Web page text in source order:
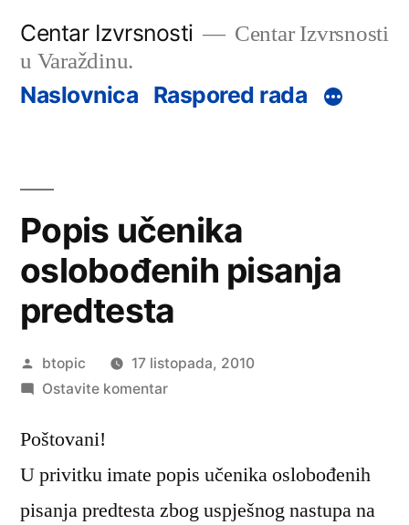
sadržaj
Centar Izvrsnosti
Centar Izvrsnosti
u Varaždinu.
Naslovnica Raspored rada
Popis učenika
oslobođenih pisanja
predtesta
Objavio
btopic
17 listopada, 2010
Ostavite komentarna
oslobođenih
pisanja
predtesta
Poštovani!
U privitku imate popis učenika oslobođenih
pisanja predtesta zbog uspješnog nastupa na